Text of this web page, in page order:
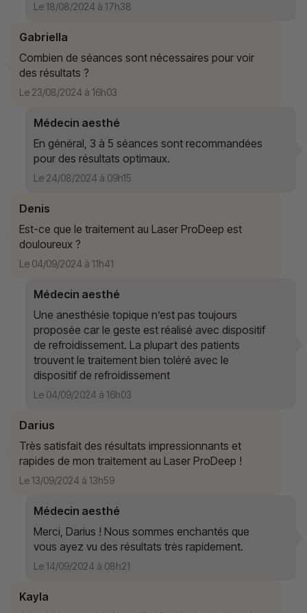
Le 18/08/2024 à 17h38
Gabriella
Combien de séances sont nécessaires pour voir
des résultats ?
Le 23/08/2024 à 16h03
Médecin aesthé
En général, 3 à 5 séances sont recommandées
pour des résultats optimaux.
Le 24/08/2024 à 09h15
Denis
Est-ce que le traitement au Laser ProDeep est
douloureux ?
Le 04/09/2024 à 11h41
Médecin aesthé
Une anesthésie topique n’est pas toujours
proposée car le geste est réalisé avec dispositif
de refroidissement. La plupart des patients
trouvent le traitement bien toléré avec le
dispositif de refroidissement
Le 04/09/2024 à 16h03
Darius
Très satisfait des résultats impressionnants et
rapides de mon traitement au Laser ProDeep !
Le 13/09/2024 à 13h59
Médecin aesthé
Merci, Darius ! Nous sommes enchantés que
vous ayez vu des résultats très rapidement.
Le 14/09/2024 à 08h21
Kayla